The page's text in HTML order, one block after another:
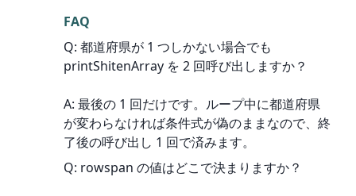
FAQ
Q: 都道府県が 1 つしかない場合でも
printShitenArray を 2 回呼び出しますか？
A: 最後の 1 回だけです。ループ中に都道府県
が変わらなければ条件式が偽のままなので、終
了後の呼び出し 1 回で済みます。
Q: rowspan の値はどこで決まりますか？